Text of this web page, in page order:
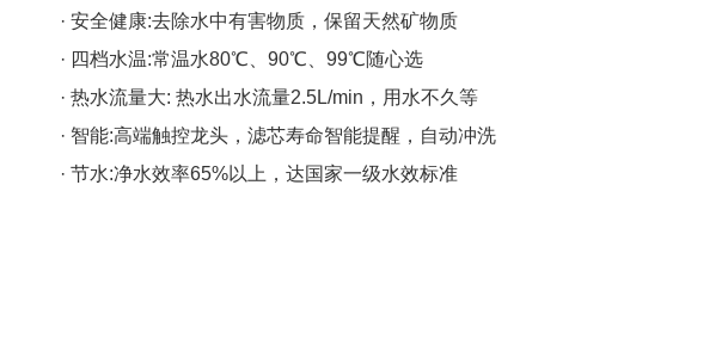
· 安全健康:去除水中有害物质，保留天然矿物质
· 四档水温:常温水80℃、90℃、99℃随心选
· 热水流量大: 热水出水流量2.5L/min，用水不久等
· 智能:高端触控龙头，滤芯寿命智能提醒，自动冲洗
· 节水:净水效率65%以上，达国家一级水效标准